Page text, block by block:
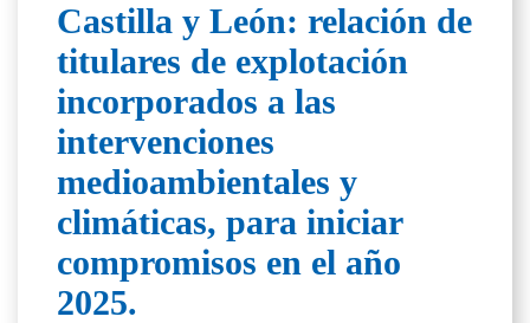
Castilla y León: relación de
titulares de explotación
incorporados a las
intervenciones
medioambientales y
climáticas, para iniciar
compromisos en el año
2025.